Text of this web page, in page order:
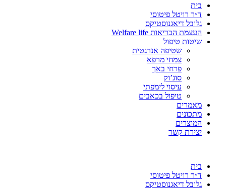
בית
ד״ר רויטל פיטוסי
גלובל דיאגנוסטיקס
העצמת הבריאות Welfare life
שיטות טיפול
שטיפה אנרגטית
צמחי מרפא
פרחי באך
סוג’וק
עיסוי לימפתי
טיפול בכאבים
מאמרים
מתכונים
המוצרים
יצירת קשר
בית
ד״ר רויטל פיטוסי
גלובל דיאגנוסטיקס